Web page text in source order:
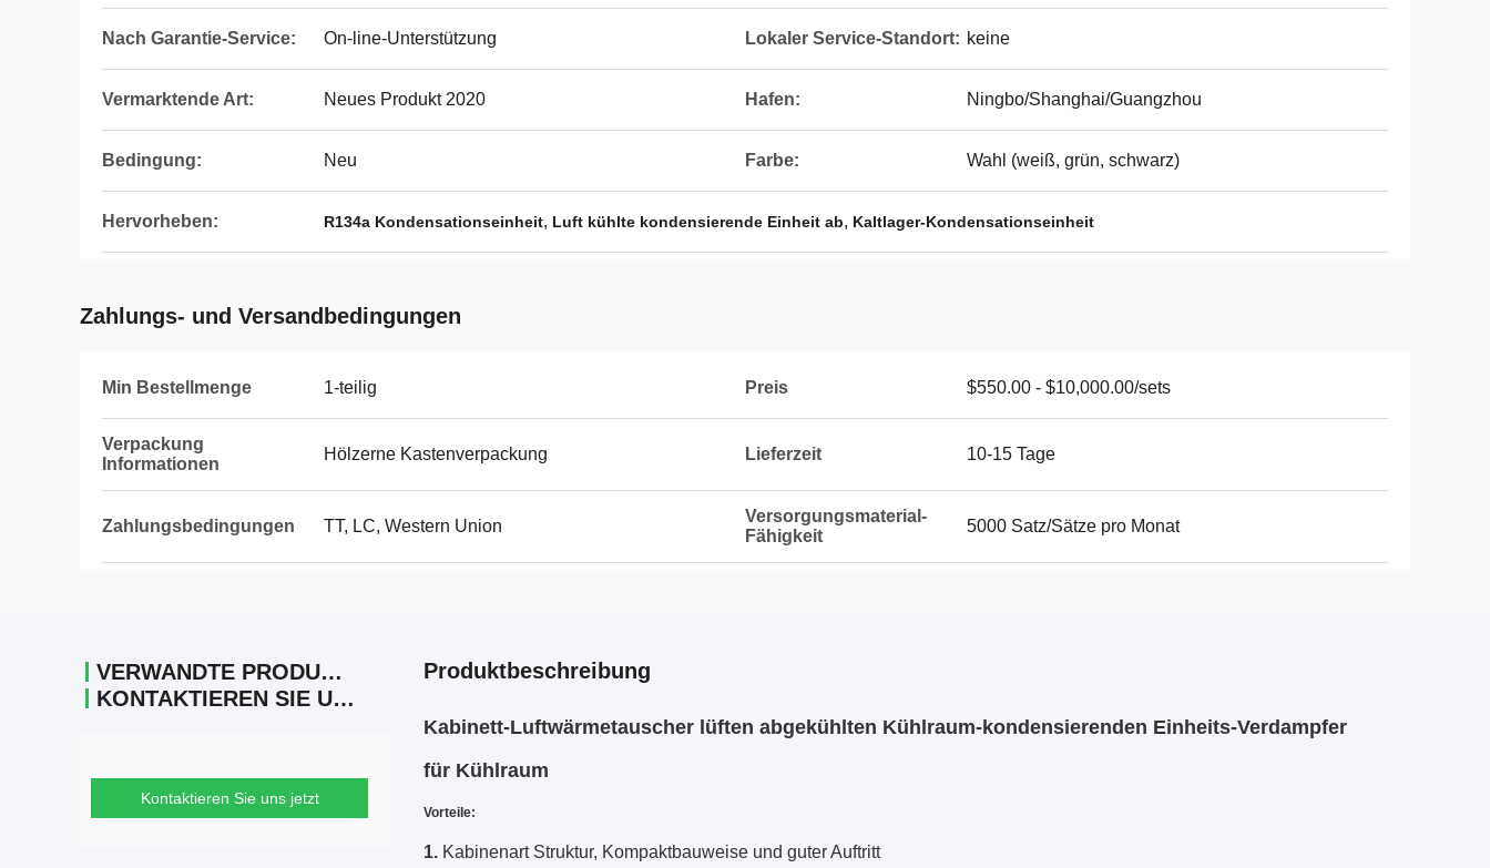
Nach Garantie-Service: On-line-Unterstützung Lokaler Service-Standort: keine
Vermarktende Art: Neues Produkt 2020 Hafen: Ningbo/Shanghai/Guangzhou
Bedingung: Neu Farbe: Wahl (weiß, grün, schwarz)
Hervorheben: R134a Kondensationseinheit, Luft kühlte kondensierende Einheit ab, Kaltlager-Kondensationseinheit
Zahlungs- und Versandbedingungen
Min Bestellmenge 1-teilig Preis $550.00 - $10,000.00/sets
Verpackung
Informationen
Hölzerne Kastenverpackung Lieferzeit 10-15 Tage
Zahlungsbedingungen TT, LC, Western Union
Versorgungsmaterial-
Fähigkeit
5000 Satz/Sätze pro Monat
VERWANDTE PRODUKTE
KONTAKTIEREN SIE UNS
Kontaktieren Sie uns jetzt
Produktbeschreibung
Kabinett-Luftwärmetauscher lüften abgekühlten Kühlraum-kondensierenden Einheits-Verdampfer
für Kühlraum
Vorteile:
1. Kabinenart Struktur, Kompaktbauweise und guter Auftritt